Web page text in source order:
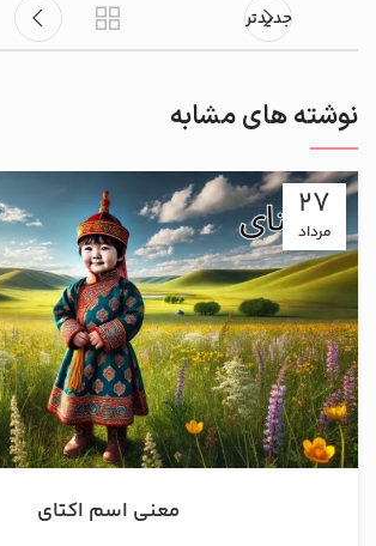
جدیدتر
نوشته های مشابه
27
مرداد
معنی اسم اکتای